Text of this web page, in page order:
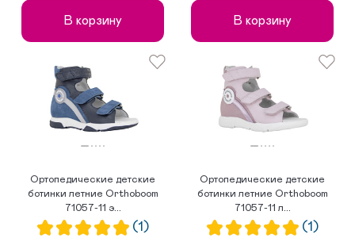
В корзину В корзину
Ортопедические детские
ботинки летние Orthoboom
71057-11 э...
(1)
Ортопедические детские
ботинки летние Orthoboom
71057-11 л...
(1)